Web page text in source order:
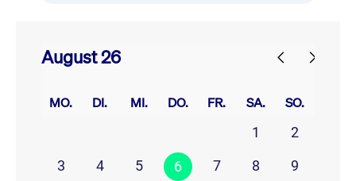
August 26
MO. DI. MI. DO. FR. SA. SO.
1
2
3
4 5 6 7 8 9